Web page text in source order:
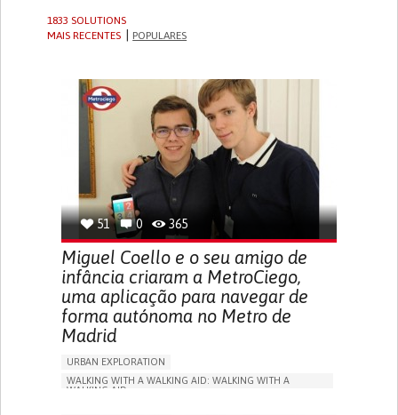
1833 SOLUTIONS
MAIS RECENTES
POPULARES
51 0 365
Miguel Coello e o seu amigo de
infância criaram a MetroCiego,
uma aplicação para navegar de
forma autónoma no Metro de
Madrid
URBAN EXPLORATION
WALKING WITH A WALKING AID: WALKING WITH A
WALKING AID